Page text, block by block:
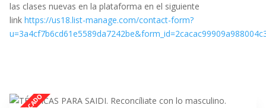
las clases nuevas en la plataforma en el siguiente
link https://us18.list-manage.com/contact-form?